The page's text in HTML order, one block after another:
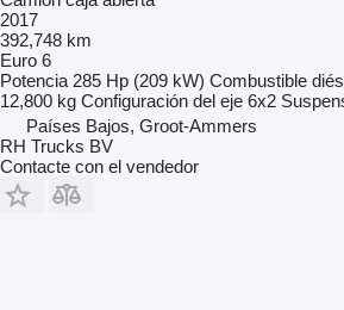
2017
392,748 km
Euro 6
Potencia 285 Hp (209 kW) Combustible
12,800 kg Configuración del eje 6x2
Países Bajos, Groot-Ammers
RH Trucks BV
Contacte con el vendedor